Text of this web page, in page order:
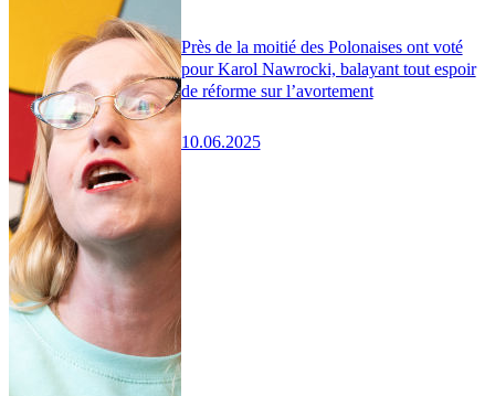
Près de la moitié des Polonaises ont voté
pour Karol Nawrocki, balayant tout espoir
de réforme sur l’avortement
10.06.2025